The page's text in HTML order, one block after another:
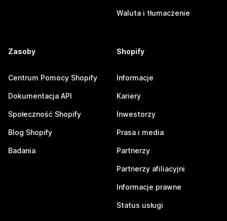
Waluta i tłumaczenie
Zasoby
Centrum Pomocy Shopify
Dokumentacja API
Społeczność Shopify
Blog Shopify
Badania
Shopify
Informacje
Kariery
Inwestorzy
Prasa i media
Partnerzy
Partnerzy afiliacyjni
Informacje prawne
Status usługi